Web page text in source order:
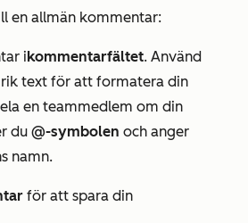
en allmän kommentar:
ikommentarfältet. Använd
text för att formatera din
en teammedlem om din
du @-symbolen och anger
namn.
för att spara din